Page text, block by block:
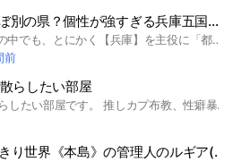
【兵庫特化】ほぼ別の県？個性が強すぎる兵庫五国を語り尽くす部屋！
都道府県ジャンルの中でも、とにかく【兵庫】を主役に「都道府県ヒューマンズ（都道ヒュ）」と「地理」の視点でワイワイ楽しく喋り倒すお部屋です！ 日本海から瀬戸内海まで突き抜けてて、ぶっちゃけ一つの県の中に5つの国（摂津・播磨・但馬・丹波・淡路）が詰まってる大容量な兵庫県。この魅力的な地域性を、都道ヒュのキャラ設定やリアルな地理ネタで深掘りしませんか？ 【こんなお話（とツッコミ）で盛り上がりましょう！】 ●「うちの県ヒュの兵庫はこんな性格！」という妄想・設定・イラストの共有（大好物です） ● 兵庫五国の個性が強すぎて「キャラ付けをどうするか？」っていう楽しい問題 ●「日本海側と瀬戸内海側で気候違いすぎて同じ県ヒュに見えんわ！」大真面目な地理考察 ●「神戸だけが兵庫じゃないねんぞ！」という他地域の叫びや、ご当地あるあるの暴露 ● 他県（お隣さんや関西メンバー、新快速の仲間たち）との美味しい関係性やコンビ語り ガチガチの地理考察から、「うちの都道ヒュの兵庫を見てくれ！」という情熱的な創作語り、ライトなトークまで何でも来い！です。 ガッツリ語りたい人はもちろん、文字で妄想を爆発させたい人、喋るのは緊張するから会話を眺めてニヤニヤしたい「見る専」の方もみーーんな大歓迎です✨ 管理人も兵庫の地理と都道ヒュが大好き！（でも時々広すぎて脳内バグ起こしてる）みんなで楽しく兵庫への愛を叫びましょうー！お気軽に入ってきてな！ ⚠️ お約束 ⚠️ ● みんながハッピーに過ごせるよう、マナーを守って会話しましょう！ ● 他県への度を越した誹謗中傷、荒らし行為は禁止です🙅（愛のある小競り合いはヨシ！） #兵庫県 #都道府県ヒューマンズ #都道ヒュ #地理 #地理系 #ご当地 #兵庫五国 #関西 #トーク
前
らしたい部屋
BLについて語り散らしたい部屋です。 推しカプ布教、性癖暴露などまぁ好きなように語りたいと思って作ったやつです。 腐女子さん腐男子さんおいでませ
☆ポケモンなりきり世界《本島》の管理人のルギア(リザードン、ヌメルゴン)の罪について暴露する部屋